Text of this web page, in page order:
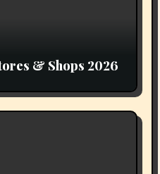
& Shops 2026